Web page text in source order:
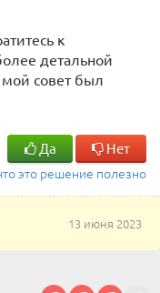
к
детальной
совет был
Да Нет
это решение полезно
13 июня 2023